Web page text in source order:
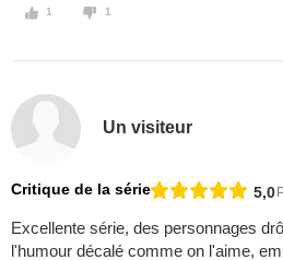
1 1
Un visiteur
Critique de la série 5,0
Excellente série, des personnages
l'humour décalé comme on l'aime,